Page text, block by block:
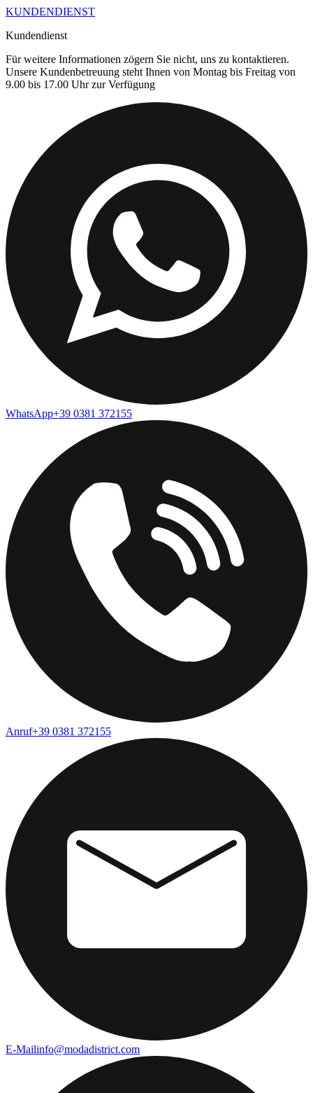
KUNDENDIENST
Kundendienst
Für weitere Informationen zögern Sie nicht, uns zu kontaktieren.
Unsere Kundenbetreuung steht Ihnen von Montag bis Freitag von
9.00 bis 17.00 Uhr zur Verfügung
WhatsApp+39 0381 372155
Anruf+39 0381 372155
E-Mailinfo@modadistrict.com